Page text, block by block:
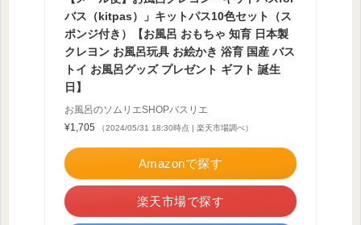
バス（kitpas）」キットパス10色セット（ス
ポンジ付き）【お風呂 おもちゃ 知育 日本製
クレヨン お風呂玩具 お絵かき 浴育 国産 バス
トイ お風呂グッズ プレゼント ギフト 誕生
日】
お風呂のソムリエSHOPバスリエ
¥1,705
（2024/05/31 18:30時点 | 楽天市場調べ）
Amazonで探す
楽天市場で探す